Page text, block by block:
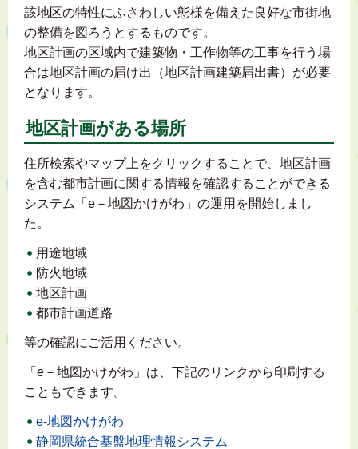
該地区の特性にふさわしい態様を備えた良好な市街地
の整備を図ろうとするものです。
地区計画の区域内で建築物・工作物等の工事を行う場
合は地区計画の届け出（地区計画建築届出書）が必要
となります。
地区計画がある場所
住所検索やマップ上をクリックすることで、地区計画
を含む都市計画に関する情報を確認することができる
システム「e－地図かけがわ」の運用を開始しまし
た。
用途地域
防火地域
地区計画
都市計画道路
等の確認にご活用ください。
「e－地図かけがわ」は、下記のリンクから印刷する
こともできます。
e-地図かけがわ
静岡県統合基盤地理情報システム